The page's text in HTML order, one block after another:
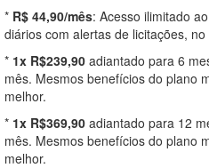
* R$ 44,90/mês: Acesso ilimitado
diários com alertas de licitações,
* 1x R$239,90 adiantado para 6
mês. Mesmos benefícios do plano
melhor.
* 1x R$369,90 adiantado para 12
mês. Mesmos benefícios do plano
melhor.